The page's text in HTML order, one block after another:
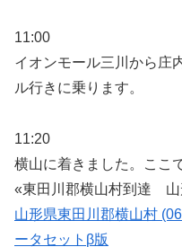
11:00
イオンモール三川から庄
ル行きに乗ります。
11:20
横山に着きました。ここ
«東田川郡横山村到達 山
山形県東田川郡横山村
ータセットβ版